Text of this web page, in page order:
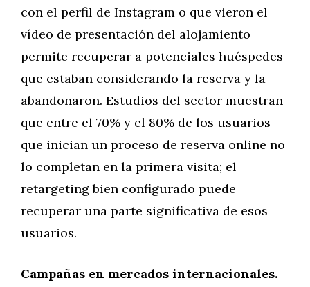
con el perfil de Instagram o que vieron el
vídeo de presentación del alojamiento
permite recuperar a potenciales huéspedes
que estaban considerando la reserva y la
abandonaron. Estudios del sector muestran
que entre el 70% y el 80% de los usuarios
que inician un proceso de reserva online no
lo completan en la primera visita; el
retargeting bien configurado puede
recuperar una parte significativa de esos
usuarios.
Campañas en mercados internacionales.